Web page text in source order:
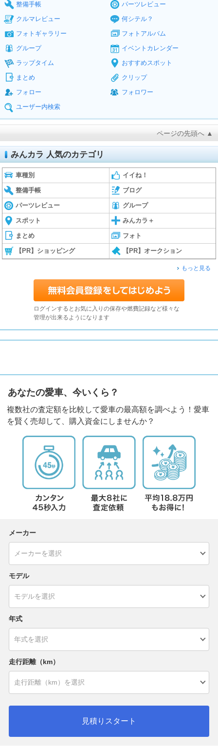
整備手帳
パーツレビュー
クルマレビュー
何シテル？
フォトギャラリー
フォトアルバム
グループ
イベントカレンダー
ラップタイム
おすすめスポット
まとめ
クリップ
フォロー
フォロワー
ユーザー内検索
ページの先頭へ ▲
みんカラ 人気のカテゴリ
車種別 イイね！
整備手帳 ブログ
パーツレビュー グループ
スポット みんカラ＋
まとめ フォト
【PR】ショッピング 【PR】オークション
もっと見る
ログインするとお気に入りの保存や燃費記録など様々な
管理が出来るようになります
あなたの愛車、今いくら？
複数社の査定額を比較して愛車の最高額を調べよう！愛車
を賢く売却して、購入資金にしませんか？
メーカー
モデル
年式
走行距離（km）
見積りスタート